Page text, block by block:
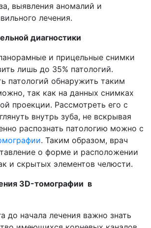
выявления аномалий и
лечения.
диагностики
и прицельные снимки
лишь до 35% патологий.
патологий обнаружить таким
так как на данных снимках
проекции. Рассмотреть его с
внутрь зуба, не вскрывая
распознать патологию можно с
. Таким образом, врач
о форме и расположении
и скрытых элементов челюсти.
3D-томографии в
до начала лечения важно знать